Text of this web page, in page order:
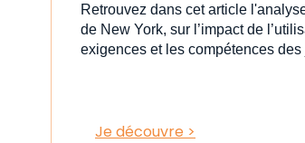
Retrouvez dans cet article
de New York, sur l’impact de
exigences et les compétences des
Je découvre >